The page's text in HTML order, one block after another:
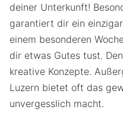
deiner Unterkunft!
garantiert dir ein
einem besonderen
dir etwas Gutes tust.
kreative Konzepte.
Luzern bietet oft das
unvergesslich macht.